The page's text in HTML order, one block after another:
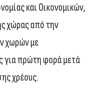
και Οικονομικών,
χώρας από την
χωρών με
για πρώτη φορά μετά
χρέους.